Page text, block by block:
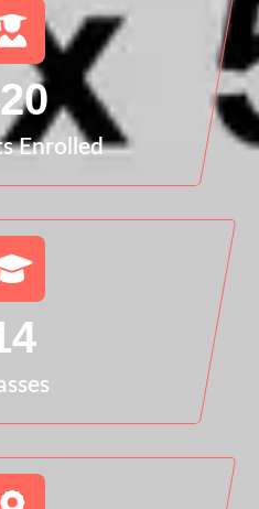
Enrolled